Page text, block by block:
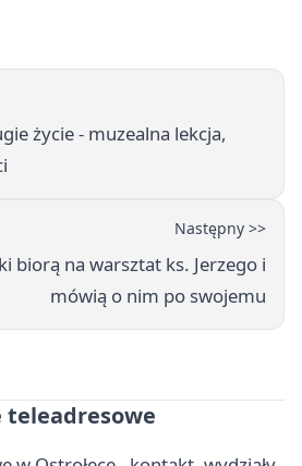
życie - muzealna lekcja,
Następny >>
biorą na warsztat ks. Jerzego i
mówią o nim po swojemu
teleadresowe